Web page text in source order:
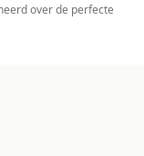
over de perfecte